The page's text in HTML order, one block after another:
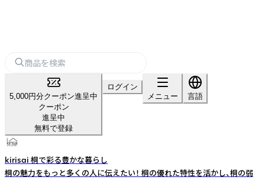
5,000円分クーポン進呈中
クーポン
進呈中
無料で登録
ログイン
メニュー
言語
kirisai 桐で彩る豊かな暮らし
桐の魅力をもっと多くの人に伝えたい！ 桐の優れた特性を活かし、桐の弱